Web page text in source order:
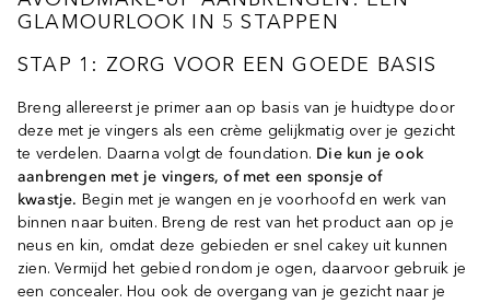
GLAMOURLOOK IN 5 STAPPEN
STAP 1: ZORG VOOR EEN GOEDE BASIS
Breng allereerst je primer aan op basis van je huidtype door
deze met je vingers als een crème gelijkmatig over je gezicht
te verdelen. Daarna volgt de foundation. Die kun je ook
aanbrengen met je vingers, of met een sponsje of
kwastje. Begin met je wangen en je voorhoofd en werk van
binnen naar buiten. Breng de rest van het product aan op je
neus en kin, omdat deze gebieden er snel cakey uit kunnen
zien. Vermijd het gebied rondom je ogen, daarvoor gebruik je
een concealer. Hou ook de overgang van je gezicht naar je